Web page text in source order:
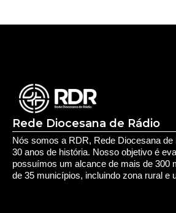
Rede Diocesana de Rádio
Nós somos a RDR, Rede Diocesana
30 anos de história. Nosso objetivo é
possuímos um alcance de mais de 300
de 35 municípios, incluindo zona rural e